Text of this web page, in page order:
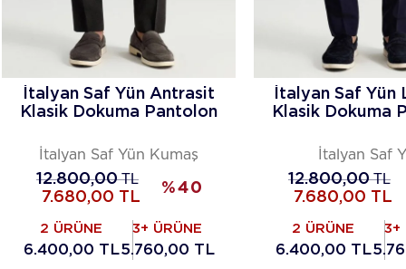
İtalyan Saf Yün Antrasit
Klasik Dokuma Pantolon
İtalyan Saf Yün Kumaş
12.800,00TL
7.680,00 TL
%40
2 ÜRÜNE
6.400,00 TL
3+ ÜRÜNE
5.760,00 TL
İtalyan Saf Yün
Klasik Dokuma
İtalyan Saf
12.800,00TL
7.680,00 TL
2 ÜRÜNE
6.400,00 TL
3+